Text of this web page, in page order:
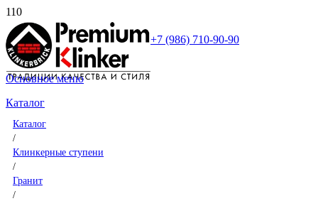
+7 (986) 710-90-90
Основное меню
Каталог
Каталог
/
Клинкерные ступени
/
Гранит
/